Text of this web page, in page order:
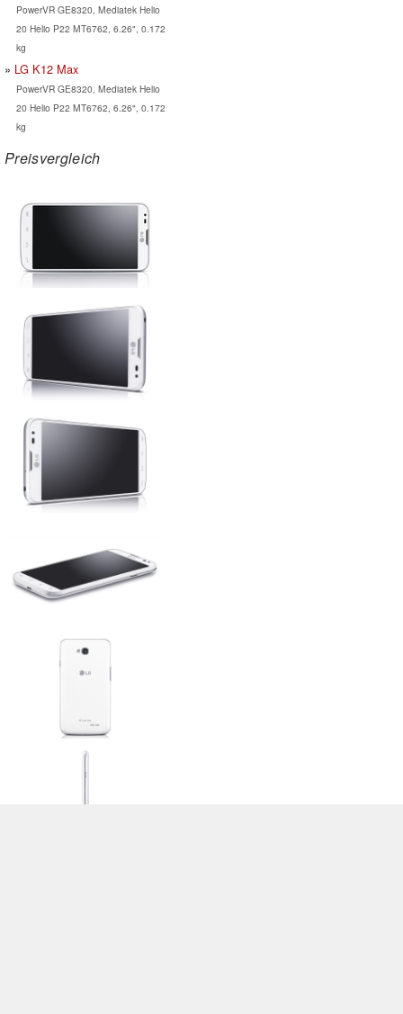
PowerVR GE8320, Mediatek Helio
20 Helio P22 MT6762, 6.26", 0.172
kg
LG K12 Max
PowerVR GE8320, Mediatek Helio
20 Helio P22 MT6762, 6.26", 0.172
kg
Preisvergleich